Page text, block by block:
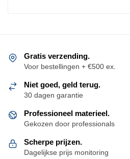
Gratis verzending.
Voor bestellingen + €500 ex.
Niet goed, geld terug.
30 dagen garantie
Professioneel materieel.
Gekozen door professionals
Scherpe prijzen.
Dagelijkse prijs monitoring